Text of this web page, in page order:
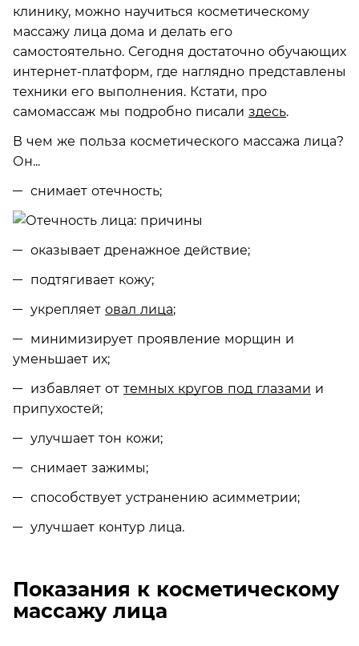
клинику, можно научиться косметическому
массажу лица дома и делать его
самостоятельно. Сегодня достаточно обучающих
интернет-платформ, где наглядно представлены
техники его выполнения. Кстати, про
самомассаж мы подробно писали здесь.
В чем же польза косметического массажа лица?
Он...
снимает отечность;
оказывает дренажное действие;
подтягивает кожу;
укрепляет овал лица;
минимизирует проявление морщин и
уменьшает их;
избавляет от темных кругов под глазами и
припухостей;
улучшает тон кожи;
снимает зажимы;
способствует устранению асимметрии;
улучшает контур лица.
Показания к косметическому
массажу лица